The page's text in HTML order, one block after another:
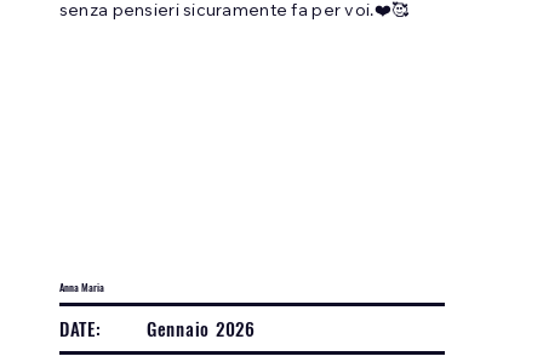
senza pensieri sicuramente fa per voi.❤️🥰
Anna Maria
DATE:
Gennaio 2026